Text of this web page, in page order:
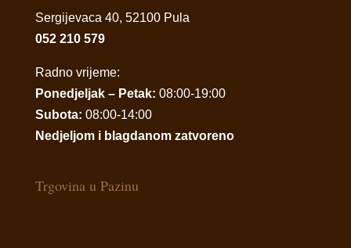
Sergijevaca 40, 52100 Pula
052 210 579
Radno vrijeme:
Ponedjeljak – Petak: 08:00-19:00
Subota: 08:00-14:00
Nedjeljom i blagdanom zatvoreno
Trgovina u Pazinu